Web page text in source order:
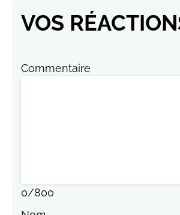
VOS
Commentaire
0/800